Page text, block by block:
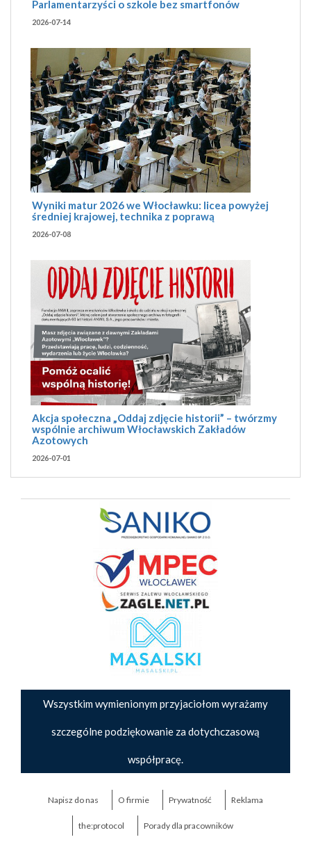
Parlamentarzyści o szkole bez smartfonów
2026-07-14
Wyniki matur 2026 we Włocławku: licea powyżej
średniej krajowej, technika z poprawą
2026-07-08
Akcja społeczna „Oddaj zdjęcie historii” – twórzmy
wspólnie archiwum Włocławskich Zakładów
Azotowych
2026-07-01
Wszystkim wymienionym przyjaciołom wyrażamy
szczególne podziękowanie za dotychczasową
współpracę.
Napisz do nas O firmie Prywatność Reklama
the:protocol Porady dla pracowników